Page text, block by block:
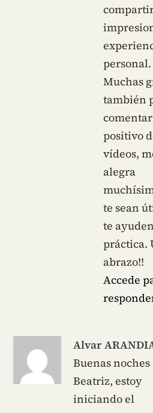
personal.
Muchas
también
positivo
vídeos,
alegra
te sean
te
práctica.
abrazo!!
Accede
Alvar
Buenas noches
Beatriz, estoy
iniciando el